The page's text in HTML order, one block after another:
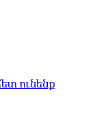
ունենք